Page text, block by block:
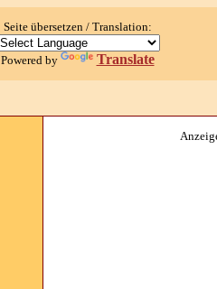
Seite übersetzen / Translation:
Powered by Translate